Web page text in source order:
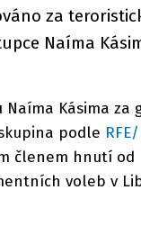
za
Naíma
Kásima za
podle
členem hnutí od
voleb v